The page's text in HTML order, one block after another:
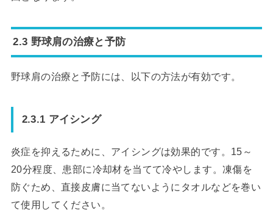
2.3 野球肩の治療と予防
野球肩の治療と予防には、以下の方法が有効です。
2.3.1 アイシング
炎症を抑えるために、アイシングは効果的です。15～
20分程度、患部に冷却材を当てて冷やします。凍傷を
防ぐため、直接皮膚に当てないようにタオルなどを巻い
て使用してください。